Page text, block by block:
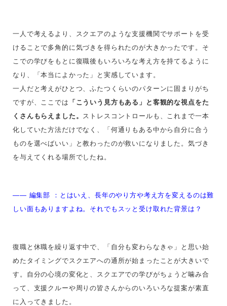
一人で考えるより、スクエアのような支援機関でサポートを受
けることで多角的に気づきを得られたのが大きかったです。そ
こでの学びをもとに復職後もいろいろな考え方を持てるように
なり、「本当によかった」と実感しています。
一人だと考えがひとつ、ふたつくらいのパターンに固まりがち
ですが、ここでは 「こういう見方もある」と客観的な視点をた
くさんもらえました。
ストレスコントロールも、これまで一本
化していた方法だけでなく、「何通りもある中から自分に合う
ものを選べばいい」と教わったのが救いになりました。気づき
を与えてくれる場所でしたね。
—— 編集部 ：とはいえ、 長年のやり方や考え方を変えるのは難
しい面もありますよね。それでもスッと受け取れた背景は？
復職と休職を繰り返す中で、「自分も変わらなきゃ」と思い始
めたタイミングでスクエアへの通所が始まったことが大きいで
す。自分の心境の変化と、スクエアでの学びがちょうど噛み合
って、支援クルーや周りの皆さんからのいろいろな提案が素直
に入ってきました。